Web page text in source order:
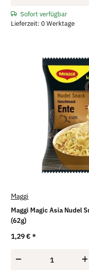
Sofort verfügbar
Lieferzeit: 0 Werktage
Maggi
Maggi Magic Asia Nudel
(62g)
1,29 € *